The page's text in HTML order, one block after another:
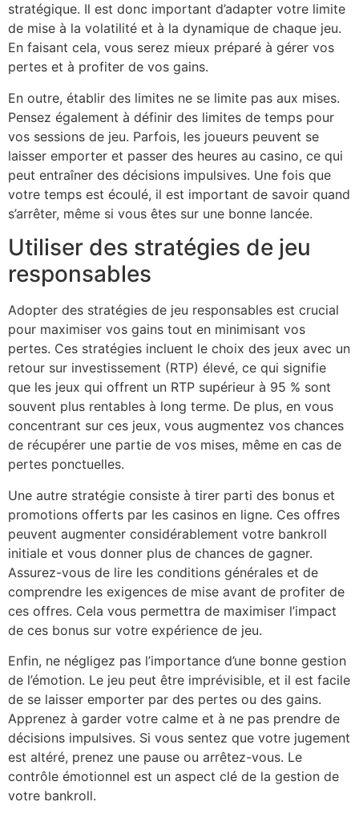
stratégique. Il est donc important d’adapter votre limite
de mise à la volatilité et à la dynamique de chaque jeu.
En faisant cela, vous serez mieux préparé à gérer vos
pertes et à profiter de vos gains.
En outre, établir des limites ne se limite pas aux mises.
Pensez également à définir des limites de temps pour
vos sessions de jeu. Parfois, les joueurs peuvent se
laisser emporter et passer des heures au casino, ce qui
peut entraîner des décisions impulsives. Une fois que
votre temps est écoulé, il est important de savoir quand
s’arrêter, même si vous êtes sur une bonne lancée.
Utiliser des stratégies de jeu
responsables
Adopter des stratégies de jeu responsables est crucial
pour maximiser vos gains tout en minimisant vos
pertes. Ces stratégies incluent le choix des jeux avec un
retour sur investissement (RTP) élevé, ce qui signifie
que les jeux qui offrent un RTP supérieur à 95 % sont
souvent plus rentables à long terme. De plus, en vous
concentrant sur ces jeux, vous augmentez vos chances
de récupérer une partie de vos mises, même en cas de
pertes ponctuelles.
Une autre stratégie consiste à tirer parti des bonus et
promotions offerts par les casinos en ligne. Ces offres
peuvent augmenter considérablement votre bankroll
initiale et vous donner plus de chances de gagner.
Assurez-vous de lire les conditions générales et de
comprendre les exigences de mise avant de profiter de
ces offres. Cela vous permettra de maximiser l’impact
de ces bonus sur votre expérience de jeu.
Enfin, ne négligez pas l’importance d’une bonne gestion
de l’émotion. Le jeu peut être imprévisible, et il est facile
de se laisser emporter par des pertes ou des gains.
Apprenez à garder votre calme et à ne pas prendre de
décisions impulsives. Si vous sentez que votre jugement
est altéré, prenez une pause ou arrêtez-vous. Le
contrôle émotionnel est un aspect clé de la gestion de
votre bankroll.